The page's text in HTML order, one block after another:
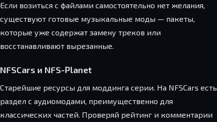
Если возиться с файлами самостоятельно нет желания,
существуют готовые музыкальные моды — пакеты,
которые уже содержат замену треков или
восстанавливают вырезанные.
NFSCars и NFS-Planet
Старейшие ресурсы для моддинга серии. На NFSCars есть
раздел с аудиомодами, преимущественно для
классических частей. Проверяй рейтинг и комментарии